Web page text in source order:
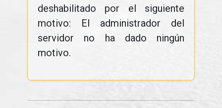
deshabilitado por el siguiente
motivo: El administrador del
servidor no ha dado ningún
motivo.